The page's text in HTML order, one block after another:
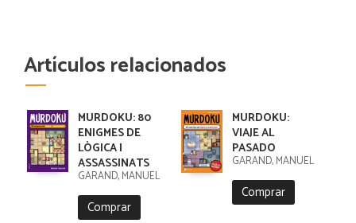
Artículos relacionados
MURDOKU: 80
ENIGMES DE
LÒGICA I
ASSASSINATS
GARAND, MANUEL
Comprar
MURDOKU:
VIAJE AL
PASADO
GARAND, MANUEL
Comprar